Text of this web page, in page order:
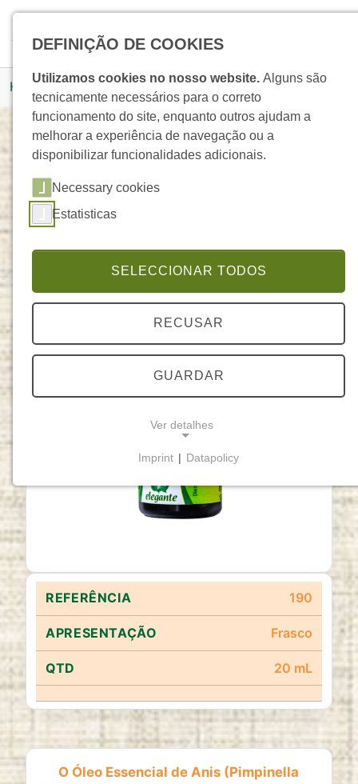
Skip to main navigation
Skip to main content
Skip to page footer
Pesquisar
You are here:
Homepage Produtos Detalhe Produto
Óleo Essencial de Anis
ELEGANTE
190
Frasco
20 mL
O Óleo Essencial de Anis (Pimpinella
DEFINIÇÃO DE COOKIES
Utilizamos cookies no nosso website. Alguns são
tecnicamente necessários para o correto
funcionamento do site, enquanto outros ajudam a
melhorar a experiência de navegação ou a
disponibilizar funcionalidades adicionais.
Necessary cookies
Estatisticas
SELECCIONAR TODOS
RECUSAR
GUARDAR
Ver detalhes
Cookies necessáriospermitem funcionalidades
básicas e são essenciais para o funcionamento
Cookie Consent
Name:
Purpose:
Este cookie armazena as opções de
consentimento selecionadas pelo utilizador.
Cookie duration:
1 year
Imprint | Datapolicy